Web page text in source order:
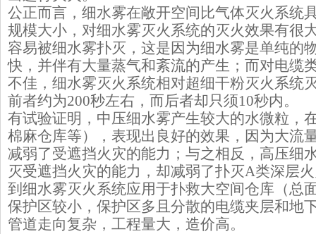
公正而言，细水雾在敞开空间比气体灭火系统
规模大小，对细水雾灭火系统的灭火效果有很
容易被细水雾扑灭，这是因为细水雾是单纯的
快，并伴有大量蒸气和紊流的产生；而对电缆
不佳，细水雾灭火系统相对超细干粉灭火系统
前者约为200秒左右，而后者却只须10秒内。
有试验证明，中压细水雾产生较大的水微粒，
棉麻仓库等），表现出良好的效果，因为大流
减弱了受遮挡火灾的能力；与之相反，高压细
灭受遮挡火灾的能力，却减弱了扑灭A类深层
到细水雾灭火系统应用于扑救大空间仓库（总
保护区较小，保护区多且分散的电缆夹层和地
管道走向复杂，工程量大，造价高。